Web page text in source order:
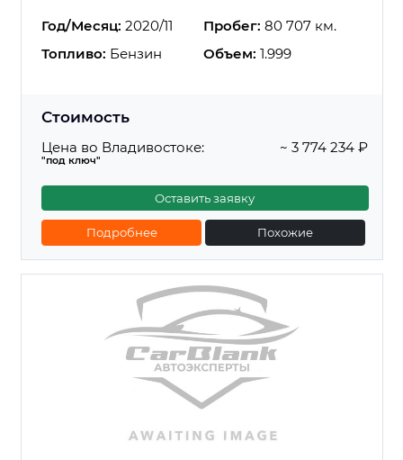
Год/Месяц: 2020/11 Пробег: 80 707 км.
Топливо: Бензин Объем: 1.999
Стоимость
Цена во Владивостоке:
"под ключ"
~ 3 774 234 ₽
Оставить заявку
Подробнее Похожие